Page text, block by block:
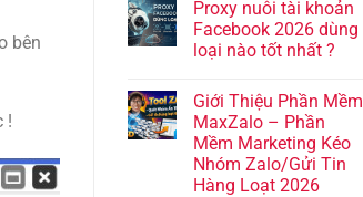
bên
!
Proxy nuôi tài khoản
Facebook 2026 dùng
loại nào tốt nhất ?
Giới Thiệu Phần Mềm
MaxZalo – Phần
Mềm Marketing Kéo
Nhóm Zalo/Gửi Tin
Hàng Loạt 2026